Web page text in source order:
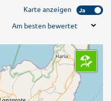
Karte anzeigen Ja
Am besten bewertet